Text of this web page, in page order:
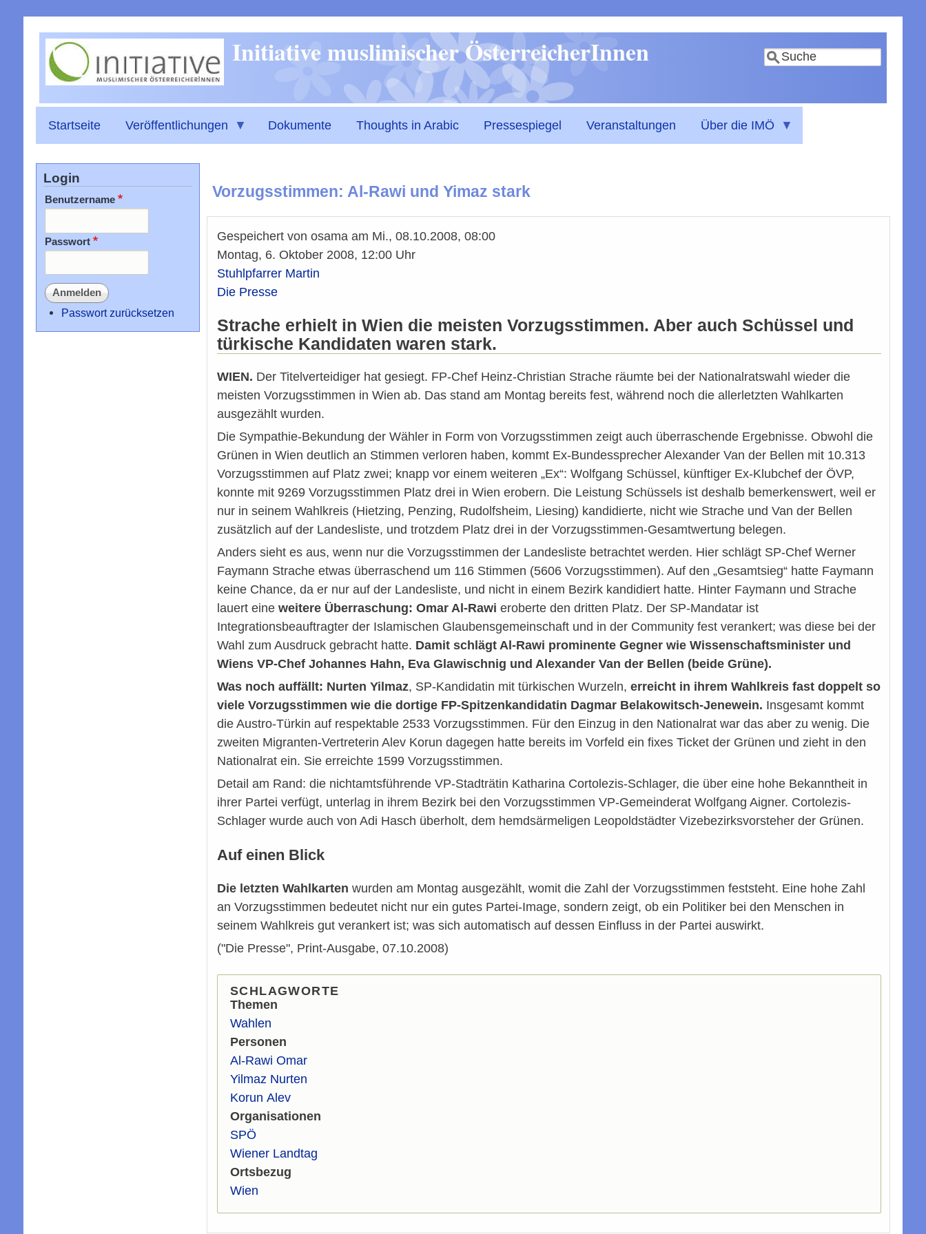
zum
Inhalt
Suche
Initiative muslimischer ÖsterreicherInnen
Startseite Veröffentlichungen Dokumente Thoughts in Arabic Pressespiegel Veranstaltungen Über die IMÖ
Vorzugsstimmen: Al-Rawi und Yimaz stark
Gespeichert von osama am Mi., 08.10.2008, 08:00
Montag, 6. Oktober 2008, 12:00 Uhr
Stuhlpfarrer Martin
Die Presse
Strache erhielt in Wien die meisten Vorzugsstimmen. Aber auch Schüssel und
türkische Kandidaten waren stark.
WIEN. Der Titelverteidiger hat gesiegt. FP-Chef Heinz-Christian Strache räumte bei der Nationalratswahl wieder die
meisten Vorzugsstimmen in Wien ab. Das stand am Montag bereits fest, während noch die allerletzten Wahlkarten
ausgezählt wurden.
Die Sympathie-Bekundung der Wähler in Form von Vorzugsstimmen zeigt auch überraschende Ergebnisse. Obwohl die
Grünen in Wien deutlich an Stimmen verloren haben, kommt Ex-Bundessprecher Alexander Van der Bellen mit 10.313
Vorzugsstimmen auf Platz zwei; knapp vor einem weiteren „Ex“: Wolfgang Schüssel, künftiger Ex-Klubchef der ÖVP,
konnte mit 9269 Vorzugsstimmen Platz drei in Wien erobern. Die Leistung Schüssels ist deshalb bemerkenswert, weil er
nur in seinem Wahlkreis (Hietzing, Penzing, Rudolfsheim, Liesing) kandidierte, nicht wie Strache und Van der Bellen
zusätzlich auf der Landesliste, und trotzdem Platz drei in der Vorzugsstimmen-Gesamtwertung belegen.
Anders sieht es aus, wenn nur die Vorzugsstimmen der Landesliste betrachtet werden. Hier schlägt SP-Chef Werner
Faymann Strache etwas überraschend um 116 Stimmen (5606 Vorzugsstimmen). Auf den „Gesamtsieg“ hatte Faymann
keine Chance, da er nur auf der Landesliste, und nicht in einem Bezirk kandidiert hatte. Hinter Faymann und Strache
lauert eine weitere Überraschung: Omar Al-Rawi eroberte den dritten Platz. Der SP-Mandatar ist
Integrationsbeauftragter der Islamischen Glaubensgemeinschaft und in der Community fest verankert; was diese bei der
Wahl zum Ausdruck gebracht hatte. Damit schlägt Al-Rawi prominente Gegner wie Wissenschaftsminister und
Wiens VP-Chef Johannes Hahn, Eva Glawischnig und Alexander Van der Bellen (beide Grüne).
Was noch auffällt: Nurten Yilmaz, SP-Kandidatin mit türkischen Wurzeln, erreicht in ihrem Wahlkreis fast doppelt so
viele Vorzugsstimmen wie die dortige FP-Spitzenkandidatin Dagmar Belakowitsch-Jenewein. Insgesamt kommt
die Austro-Türkin auf respektable 2533 Vorzugsstimmen. Für den Einzug in den Nationalrat war das aber zu wenig. Die
zweiten Migranten-Vertreterin Alev Korun dagegen hatte bereits im Vorfeld ein fixes Ticket der Grünen und zieht in den
Nationalrat ein. Sie erreichte 1599 Vorzugsstimmen.
Detail am Rand: die nichtamtsführende VP-Stadträtin Katharina Cortolezis-Schlager, die über eine hohe Bekanntheit in
ihrer Partei verfügt, unterlag in ihrem Bezirk bei den Vorzugsstimmen VP-Gemeinderat Wolfgang Aigner. Cortolezis-
Schlager wurde auch von Adi Hasch überholt, dem hemdsärmeligen Leopoldstädter Vizebezirksvorsteher der Grünen.
Auf einen Blick
Die letzten Wahlkarten wurden am Montag ausgezählt, womit die Zahl der Vorzugsstimmen feststeht. Eine hohe Zahl
an Vorzugsstimmen bedeutet nicht nur ein gutes Partei-Image, sondern zeigt, ob ein Politiker bei den Menschen in
seinem Wahlkreis gut verankert ist; was sich automatisch auf dessen Einfluss in der Partei auswirkt.
("Die Presse", Print-Ausgabe, 07.10.2008)
SCHLAGWORTE
Themen
Wahlen
Personen
Al-Rawi Omar
Yilmaz Nurten
Korun Alev
Organisationen
SPÖ
Wiener Landtag
Ortsbezug
Wien
Login
Benutzername
Passwort
Passwort zurücksetzen